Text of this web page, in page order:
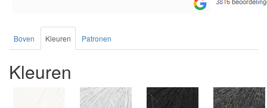
Boven Kleuren Patronen
Kleuren